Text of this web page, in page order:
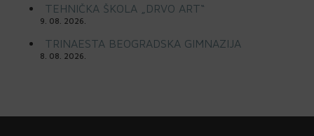
TEHNIČKA ŠKOLA „DRVO ART“
9. 08. 2026.
TRINAESTA BEOGRADSKA GIMNAZIJA
8. 08. 2026.